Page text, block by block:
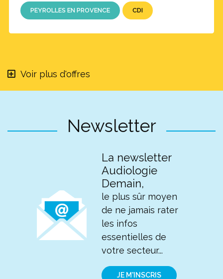
PEYROLLES EN PROVENCE CDI
Voir plus d'offres
Newsletter
La newsletter
Audiologie
Demain,
le plus sûr moyen
de ne jamais rater
les infos
essentielles de
votre secteur...
JE M'INSCRIS